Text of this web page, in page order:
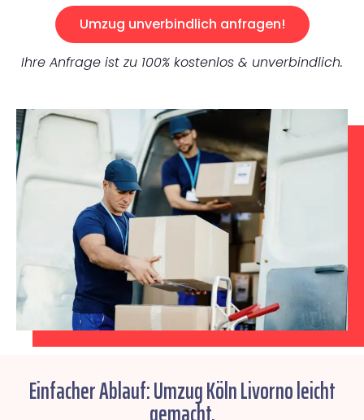
Umzug unverbindlich anfragen!
Ihre Anfrage ist zu 100% kostenlos & unverbindlich.
Einfacher Ablauf: Umzug Köln Livorno leicht